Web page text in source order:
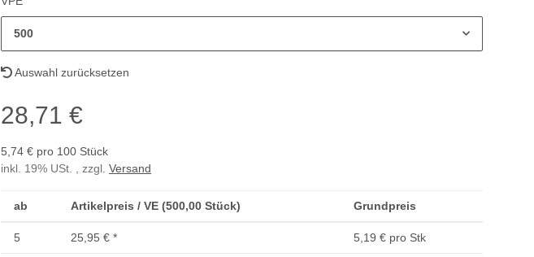
500
Auswahl zurücksetzen
28,71 €
5,74 € pro 100 Stück
inkl. 19% USt. , zzgl. Versand
ab Artikelpreis / VE (500,00 Stück) Grundpreis
5 25,95 € * 5,19 € pro Stk